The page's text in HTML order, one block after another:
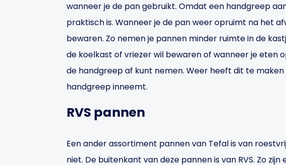
wanneer je de pan gebruikt. Omdat een handgreep
praktisch is. Wanneer je de pan weer opruimt na het
bewaren. Zo nemen je pannen minder ruimte in de
de koelkast of vriezer wil bewaren of wanneer je eten
de handgreep af kunt nemen. Weer heeft dit te
handgreep inneemt.
RVS pannen
Een ander assortiment pannen van Tefal is van
niet. De buitenkant van deze pannen is van RVS. Zo